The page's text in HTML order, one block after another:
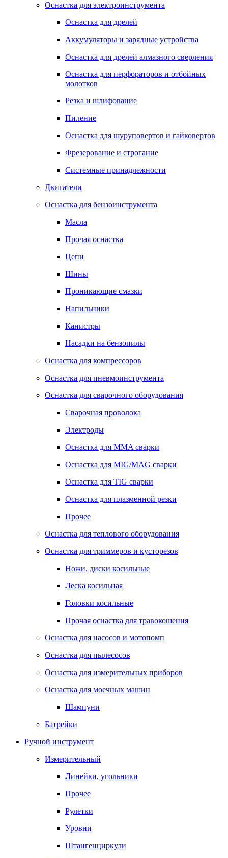
Оснастка для электроинструмента
Оснастка для дрелей
Аккумуляторы и зарядные устройства
Оснастка для дрелей алмазного сверления
Оснастка для перфораторов и отбойных
молотков
Резка и шлифование
Пиление
Оснастка для шуруповертов и гайковертов
Фрезерование и строгание
Системные принадлежности
Двигатели
Оснастка для бензоинструмента
Масла
Прочая оснастка
Цепи
Шины
Проникающие смазки
Напильники
Канистры
Насадки на бензопилы
Оснастка для компрессоров
Оснастка для пневмоинструмента
Оснастка для сварочного оборудования
Сварочная проволока
Электроды
Оснастка для MMA сварки
Оснастка для MIG/MAG сварки
Оснастка для TIG сварки
Оснастка для плазменной резки
Прочее
Оснастка для теплового оборудования
Оснастка для триммеров и кусторезов
Ножи, диски косильные
Леска косильная
Головки косильные
Прочая оснастка для травокошения
Оснастка для насосов и мотопомп
Оснастка для пылесосов
Оснастка для измерительных приборов
Оснастка для моечных машин
Шампуни
Батрейки
Ручной инструмент
Измерительный
Линейки, угольники
Прочее
Рулетки
Уровни
Штангенциркули